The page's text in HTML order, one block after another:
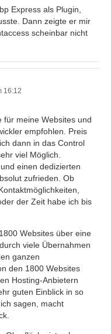
Express als Plugin,
Dann zeigte er mir
scheinbar nicht
16:12
für meine Websites und
empfohlen. Preis
dann in das Control
viel Möglich.
einen dedizierten
zufrieden. Ob
der Zeit habe ich bis
Websites über eine
viele Übernahmen
ganzen
den 1800 Websites
Hosting-Anbietern
guten Einblick in so
sagen, macht